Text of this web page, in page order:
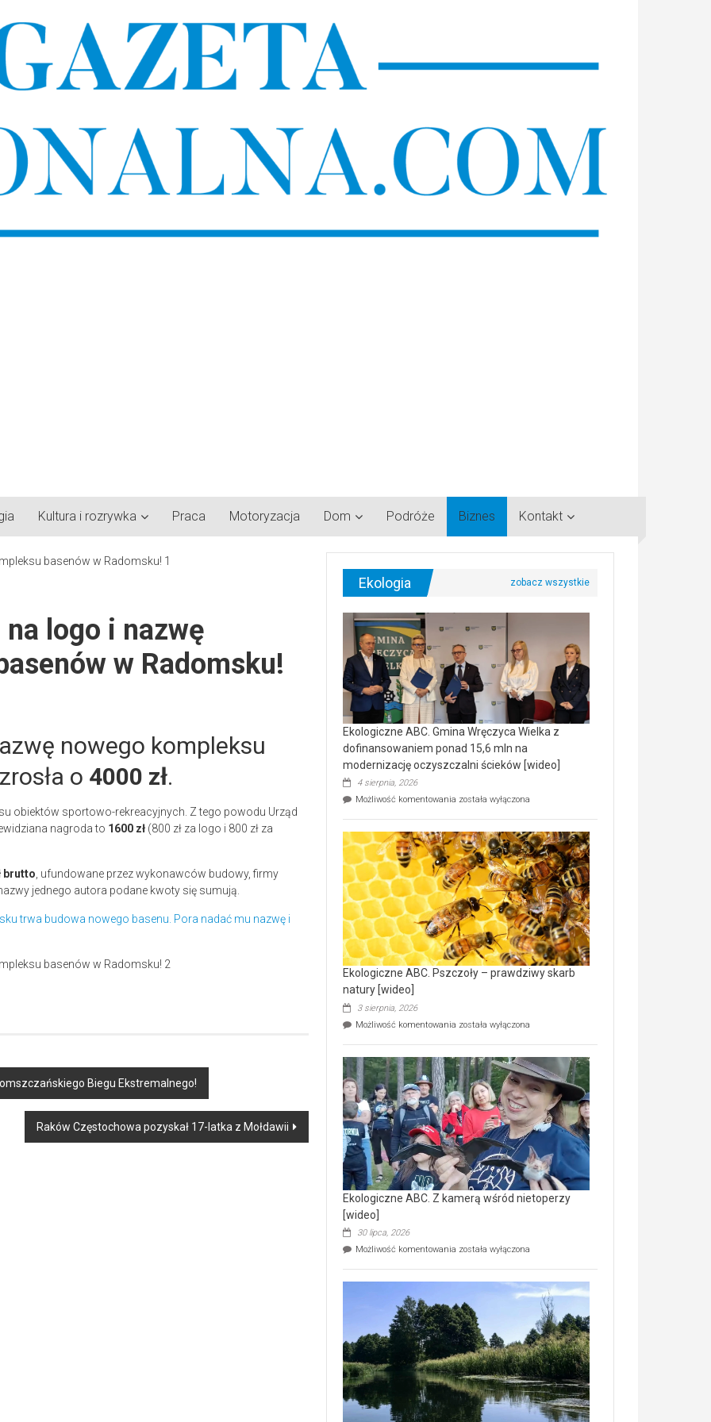
Kultura i rozrywka Praca Motoryzacja Dom Podróże Biznes Kontakt
na logo i nazwę
w Radomsku!
nowego kompleksu
o 4000 zł.
obiektów sportowo-rekreacyjnych. Z tego powodu Urząd
nagroda to 1600 zł (800 zł za logo i 800 zł za
brutto, ufundowane przez wykonawców budowy, firmy
jednego autora podane kwoty się sumują.
trwa budowa nowego basenu. Pora nadać mu nazwę i
Biegu Ekstremalnego!
Raków Częstochowa pozyskał 17-latka z Mołdawii
Ekologia
Ekologiczne ABC. Gmina Wręczyca Wielka z
dofinansowaniem ponad 15,6 mln na
modernizację oczyszczalni ścieków [wideo]
4 sierpnia, 2026
Możliwość komentowania Ekologiczne
Wręczyca
Wielka
z
dofinansowaniem
ponad
15,6
mln
na
modernizację
oczyszczalni
ścieków
[wideo]
została wyłączona
Ekologiczne ABC. Pszczoły – prawdziwy skarb
natury [wideo]
3 sierpnia, 2026
Możliwość komentowania Ekologiczne
–
prawdziwy
skarb
natury
[wideo]
została wyłączona
Ekologiczne ABC. Z kamerą wśród nietoperzy
[wideo]
30 lipca, 2026
Możliwość komentowania Ekologiczne
wśród
nietoperzy
[wideo]
została wyłączona